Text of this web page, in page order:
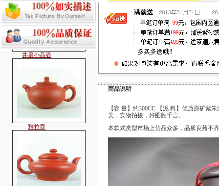
井泉小品壶
雅竹壶
金黄朱泥水扁壶
商品说明
【容 量】约300CC 【泥 料】优质原矿紫
美，实物拍摄，好图胜千言。
本款式类型市场上仿品众多，品质良莠不